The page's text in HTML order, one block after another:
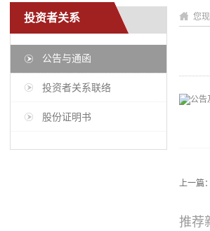
投资者关系
公告与通函
投资者关系联络
股份证明书
您
上一篇：
推荐